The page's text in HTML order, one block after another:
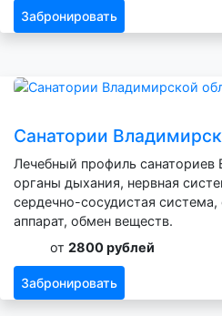
Забронировать
Санатории
Лечебный профиль
органы дыхания, нервная
сердечно-сосудистая
аппарат, обмен веществ.
от 2800 рублей
Забронировать